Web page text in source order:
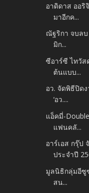
อาดิดาส ออ
มาอีกค...
ณัฐริกา จบลบ
มิก...
ซีอาร์ซี ไทวัส
ต้นแบบ...
อว. จัดพิธีปิด
‘อว....
แอ็คมี่-
แฟนคลั...
อาร์เอส กรุ๊ป
ประจำปี
มูลนิธิกลุ่มอีซู
สน...